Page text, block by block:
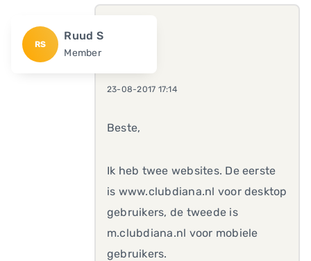
RS
Ruud S
Member
23-08-2017 17:14
Beste,
Ik heb twee websites. De eerste
is www.clubdiana.nl voor desktop
gebruikers, de tweede is
m.clubdiana.nl voor mobiele
gebruikers.